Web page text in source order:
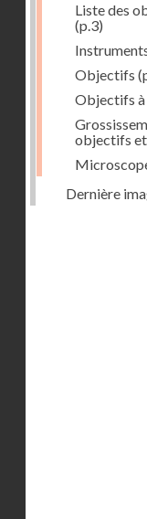
Liste des
(p.3)
Objectifs
Objectifs
objectifs et
Dernière